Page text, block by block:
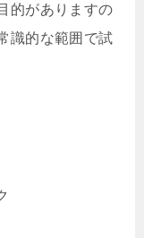
的がありますの
識的な範囲で試